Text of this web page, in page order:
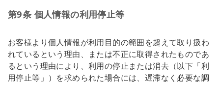
第9条 個人情報の利用停止等
お客様より個人情報が利用目的の範囲を超えて取り扱わ
れているという理由、または不正に取得されたものであ
るという理由により、利用の停止または消去（以下「利
用停止等」）を求められた場合には、遅滞なく必要な調